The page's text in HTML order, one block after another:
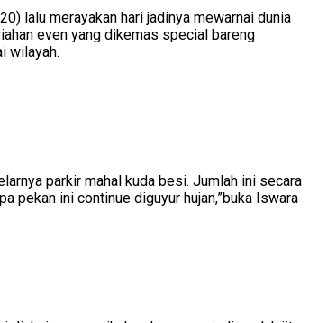
lalu merayakan hari jadinya mewarnai dunia
even yang dikemas special bareng
wilayah.
parkir mahal kuda besi. Jumlah ini secara
pekan ini continue diguyur hujan,”buka Iswara